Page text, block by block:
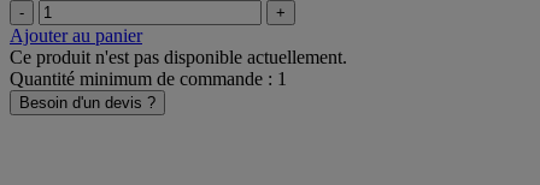
- +
Ajouter au panier
Ce produit n'est pas disponible actuellement.
Quantité minimum de commande : 1
Besoin d'un devis ?